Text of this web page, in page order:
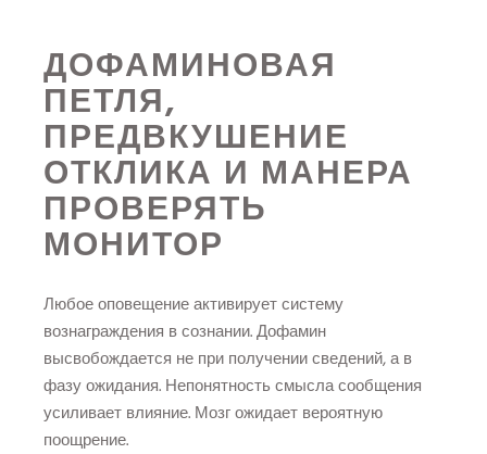
ДОФАМИНОВАЯ
ПЕТЛЯ,
ПРЕДВКУШЕНИЕ
ОТКЛИКА И МАНЕРА
ПРОВЕРЯТЬ
МОНИТОР
Любое оповещение активирует систему
вознаграждения в сознании. Дофамин
высвобождается не при получении сведений, а в
фазу ожидания. Непонятность смысла сообщения
усиливает влияние. Мозг ожидает вероятную
поощрение.